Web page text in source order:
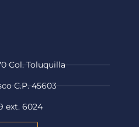
Col. Toluquilla
C.P. 45603
ext. 6024